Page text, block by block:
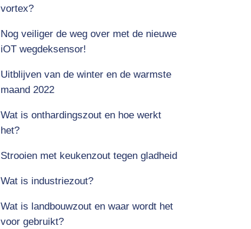
vortex?
Nog veiliger de weg over met de nieuwe
iOT wegdeksensor!
Uitblijven van de winter en de warmste
maand 2022
Wat is onthardingszout en hoe werkt
het?
Strooien met keukenzout tegen gladheid
Wat is industriezout?
Wat is landbouwzout en waar wordt het
voor gebruikt?